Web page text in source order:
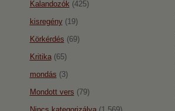
Kalandozók (425)
kisregény(19)
Körkérdés (69)
Kritika(65)
mondás (3)
Mondott vers (79)